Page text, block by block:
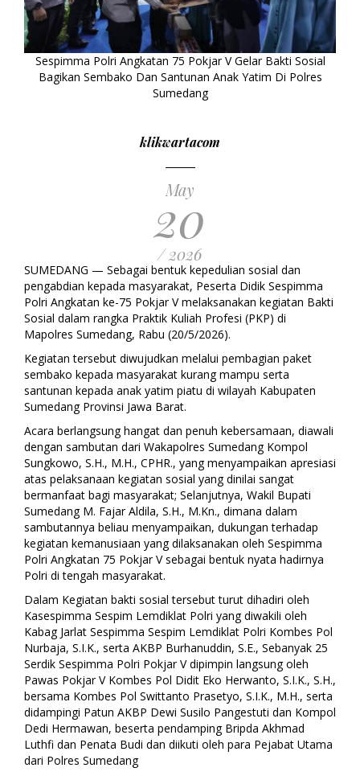
Sespimma Polri Angkatan 75 Pokjar V Gelar Bakti Sosial
Bagikan Sembako Dan Santunan Anak Yatim Di Polres
Sumedang
klikwartacom
May
20
/ 2026
SUMEDANG — Sebagai bentuk kepedulian sosial dan
pengabdian kepada masyarakat, Peserta Didik Sespimma
Polri Angkatan ke-75 Pokjar V melaksanakan kegiatan Bakti
Sosial dalam rangka Praktik Kuliah Profesi (PKP) di
Mapolres Sumedang, Rabu (20/5/2026).
Kegiatan tersebut diwujudkan melalui pembagian paket
sembako kepada masyarakat kurang mampu serta
santunan kepada anak yatim piatu di wilayah Kabupaten
Sumedang Provinsi Jawa Barat.
Acara berlangsung hangat dan penuh kebersamaan, diawali
dengan sambutan dari Wakapolres Sumedang Kompol
Sungkowo, S.H., M.H., CPHR., yang menyampaikan apresiasi
atas pelaksanaan kegiatan sosial yang dinilai sangat
bermanfaat bagi masyarakat; Selanjutnya, Wakil Bupati
Sumedang M. Fajar Aldila, S.H., M.Kn., dimana dalam
sambutannya beliau menyampaikan, dukungan terhadap
kegiatan kemanusiaan yang dilaksanakan oleh Sespimma
Polri Angkatan 75 Pokjar V sebagai bentuk nyata hadirnya
Polri di tengah masyarakat.
Dalam Kegiatan bakti sosial tersebut turut dihadiri oleh
Kasespimma Sespim Lemdiklat Polri yang diwakili oleh
Kabag Jarlat Sespimma Sespim Lemdiklat Polri Kombes Pol
Nurbaja, S.I.K., serta AKBP Burhanuddin, S.E., Sebanyak 25
Serdik Sespimma Polri Pokjar V dipimpin langsung oleh
Pawas Pokjar V Kombes Pol Didit Eko Herwanto, S.I.K., S.H.,
bersama Kombes Pol Swittanto Prasetyo, S.I.K., M.H., serta
didampingi Patun AKBP Dewi Susilo Pangestuti dan Kompol
Dedi Hermawan, beserta pendamping Bripda Akhmad
Luthfi dan Penata Budi dan diikuti oleh para Pejabat Utama
dari Polres Sumedang